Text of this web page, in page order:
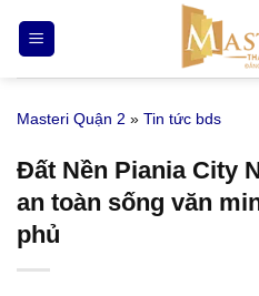
qua
nội
Masteri Quận 2 » Tin tức bds
Đất Nền Piania City
an toàn sống văn
phủ